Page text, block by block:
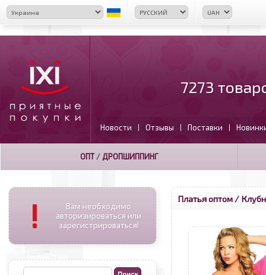
7273
Новости | Отзывы | Поставки |
ОПТ/ ДРОПШИППИНГ
!
Вам необходимо
авторизироваться или
зарегистрироваться!
Платья оптом/